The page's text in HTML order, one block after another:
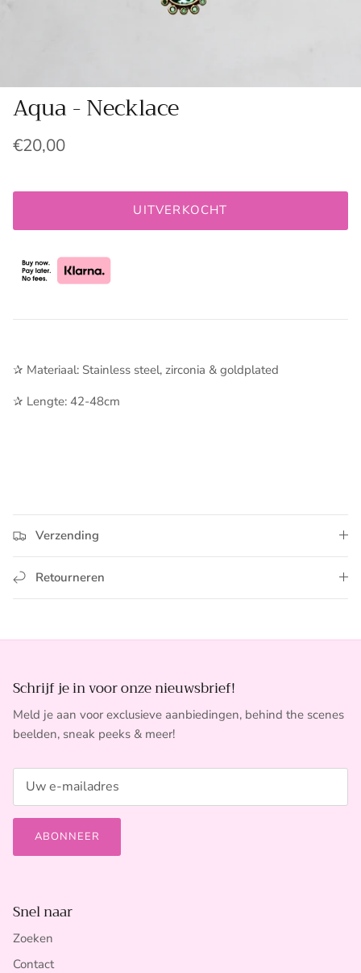
Aqua - Necklace
€20,00
UITVERKOCHT
✰ Materiaal: Stainless steel, zirconia & goldplated
✰ Lengte: 42-48cm
Verzending
Retourneren
Schrijf je in voor onze nieuwsbrief!
Meld je aan voor exclusieve aanbiedingen, behind the scenes
beelden, sneak peeks & meer!
ABONNEER
Snel naar
Zoeken
Contact